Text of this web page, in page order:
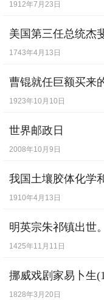
1912年7月23日
美国第三任总统杰
1743年4月13日
曹锟就任巨额买来
1923年10月10日
世界邮政日
2008年10月9日
我国土壤胶体化学
1910年4月13日
明英宗朱祁镇出世。
1425年11月11日
挪威戏剧家易卜生
1828年3月20日